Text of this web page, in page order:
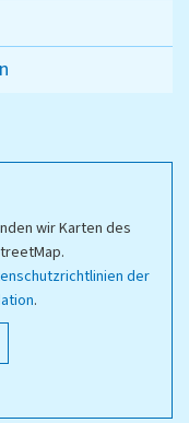
wir Karten des
der
.